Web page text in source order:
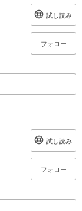
試し読み
フォロー
試し読み
フォロー